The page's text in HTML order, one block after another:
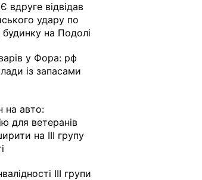
відвідав
удару по
на Подолі
у Фора: рф
із запасами
на авто:
для ветеранів
на III групу
III групи